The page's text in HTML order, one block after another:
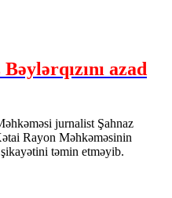
azad
jurnalist Şahnaz
Rayon Məhkəməsinin
təmin etməyib.